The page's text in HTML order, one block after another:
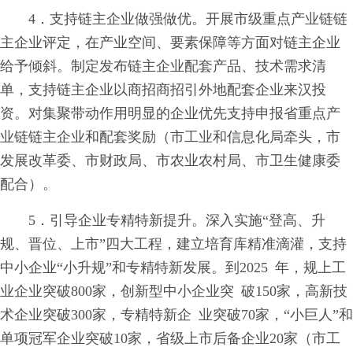
4．支持链主企业做强做优。开展市级重点产业链链
主企业评定，在产业空间、要素保障等方面对链主企业
给予倾斜。制定发布链主企业配套产品、技术需求清
单，支持链主企业以商招商招引外地配套企业来汉投
资。对集聚带动作用明显的企业优先支持申报省重点产
业链链主企业和配套奖励（市工业和信息化局牵头，市
发展改革委、市财政局、市农业农村局、市卫生健康委
配合）。
5．引导企业专精特新提升。深入实施“登高、升
规、晋位、上市”四大工程，建立培育库精准滴灌，支持
中小企业“小升规”和专精特新发展。到2025 年，规上工
业企业突破800家，创新型中小企业突 破150家，高新技
术企业突破300家，专精特新企 业突破70家，“小巨人”和
单项冠军企业突破10家，省级上市后备企业20家（市工